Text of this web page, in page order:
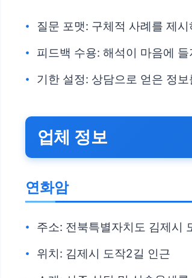
질문 포맷: 구체적 사례를 제
피드백 수용: 해석이 마음에
기한 설정: 상담으로 얻은 정
업체 정보
연화암
주소: 전북특별자치도 김제시
위치: 김제시 도작2길 인근